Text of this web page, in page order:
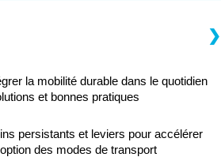
la mobilité durable dans le quotidien
et bonnes pratiques
persistants et leviers pour accélérer
des modes de transport